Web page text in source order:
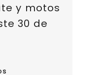
y motos
30 de